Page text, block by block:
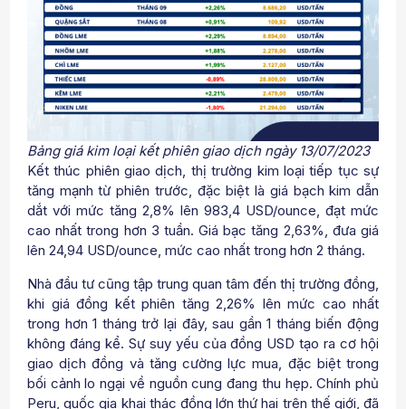
Bảng giá kim loại kết phiên giao dịch ngày 13/07/2023
Kết thúc phiên giao dịch, thị trường kim loại tiếp tục sự
tăng mạnh từ phiên trước, đặc biệt là giá bạch kim dẫn
dắt với mức tăng 2,8% lên 983,4 USD/ounce, đạt mức
cao nhất trong hơn 3 tuần. Giá bạc tăng 2,63%, đưa giá
lên 24,94 USD/ounce, mức cao nhất trong hơn 2 tháng.
Nhà đầu tư cũng tập trung quan tâm đến thị trường đồng,
khi giá đồng kết phiên tăng 2,26% lên mức cao nhất
trong hơn 1 tháng trở lại đây, sau gần 1 tháng biến động
không đáng kể. Sự suy yếu của đồng USD tạo ra cơ hội
giao dịch đồng và tăng cường lực mua, đặc biệt trong
bối cảnh lo ngại về nguồn cung đang thu hẹp. Chính phủ
Peru, quốc gia khai thác đồng lớn thứ hai trên thế giới, đã